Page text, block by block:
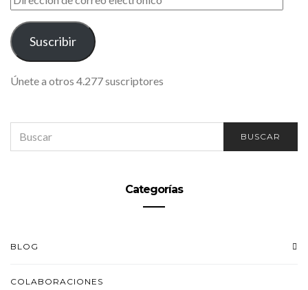
DE
CORREO
ELECTRÓNICO
Suscribir
Únete a otros 4.277 suscriptores
FOR:
BUSCAR
Categorías
BLOG
COLABORACIONES